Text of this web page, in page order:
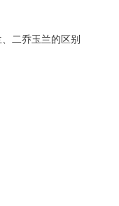
二乔玉兰的区别